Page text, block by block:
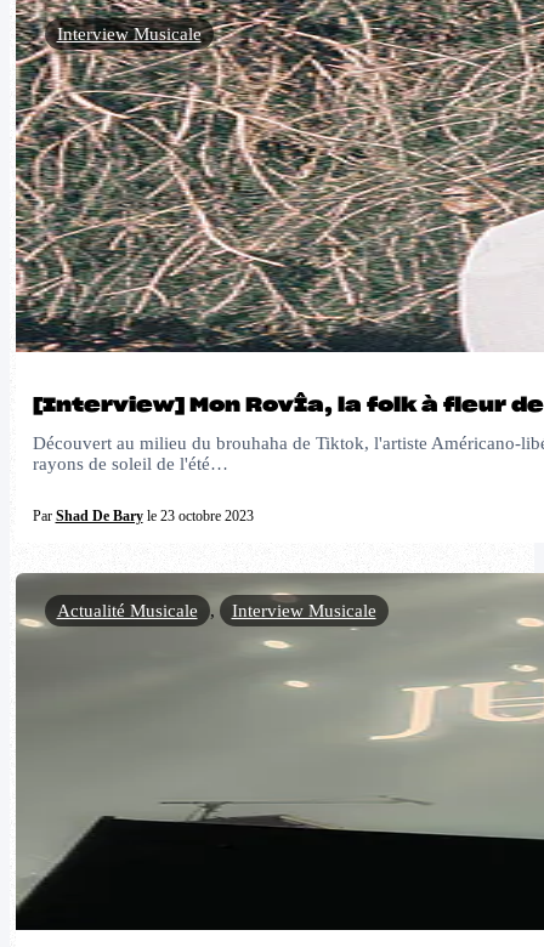
[Interview] Mon RovÎa, la folk à fleur
Découvert au milieu du brouhaha de Tiktok, l'artiste Américano-
rayons de soleil de l'été…
Par Shad De Baryle 23 octobre 2023
Interview Musicale
Actualité Musicale , Interview Musicale